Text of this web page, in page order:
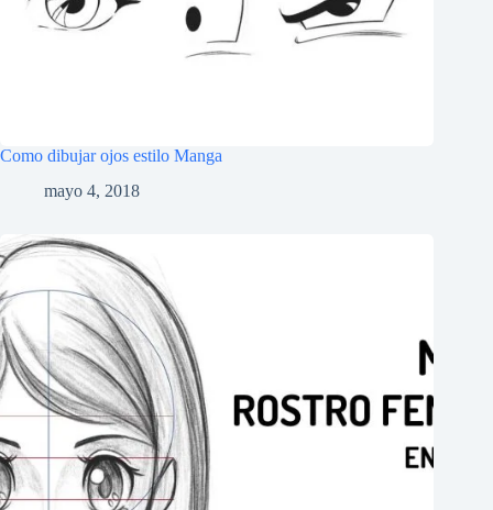
Como dibujar ojos estilo Manga
mayo 4, 2018